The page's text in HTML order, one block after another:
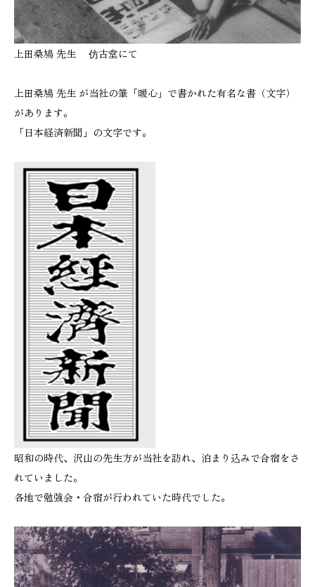
上田桑鳩 先生 仿古堂にて
上田桑鳩 先生 が当社の筆「暖心」で書かれた有名な書（文字）
があります。
「日本経済新聞」の文字です。
昭和の時代、沢山の先生方が当社を訪れ、泊まり込みで合宿をさ
れていました。
各地で勉強会・合宿が行われていた時代でした。